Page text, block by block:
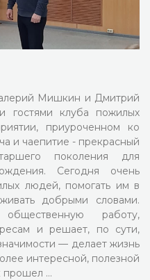
Мишкин и Дмитрий
гостями клуба пожилых
приуроченном ко
и чаепитие - прекрасный
поколения для
Сегодня очень
людей, помогать им в
добрыми словами.
работу,
и решает, по сути,
— делает жизнь
интересной, полезной
прошел …